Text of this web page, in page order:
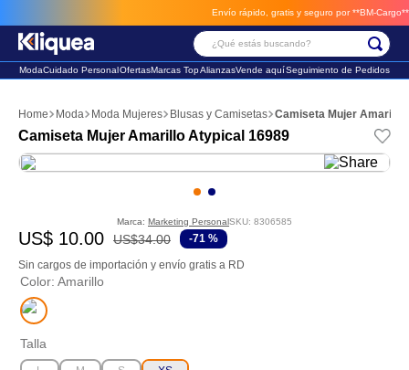
Envío rápido, gratis y seguro por **BM-Cargo**
¿Qué estás buscando?
ModaCuidado PersonalOfertasMarcas TopAlianzasVende aquíSeguimiento de Pedidos
Moda Moda Mujeres Blusas y Camisetas Camiseta Mujer Amarillo
Camiseta Mujer Amarillo Atypical 16989
Marca: Marketing PersonalSKU: 8306585
US$ 10.00 US$34.00 -71 %
Sin cargos de importación y envío gratis a RD
Color: Amarillo
Talla
2. sandalia